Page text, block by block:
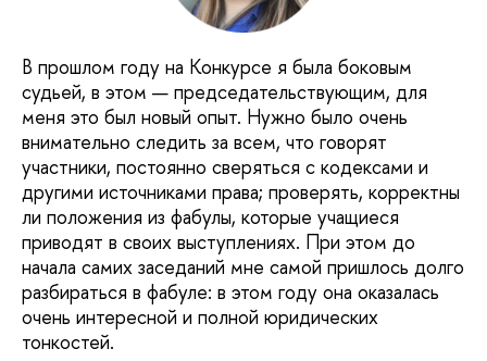
В прошлом году на Конкурсе я была боковым
судьей, в этом — председательствующим, для
меня это был новый опыт. Нужно было очень
внимательно следить за всем, что говорят
участники, постоянно сверяться с кодексами и
другими источниками права; проверять, корректны
ли положения из фабулы, которые учащиеся
приводят в своих выступлениях. При этом до
начала самих заседаний мне самой пришлось долго
разбираться в фабуле: в этом году она оказалась
очень интересной и полной юридических
тонкостей.